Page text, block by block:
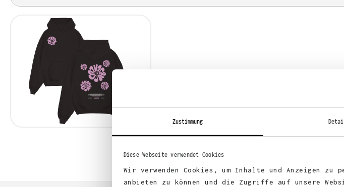
Zustimmung
Diese Webseite verwendet Cookies
Wir verwenden Cookies, um Inhalte und Anzeigen
anbieten zu können und die Zugriffe auf unsere